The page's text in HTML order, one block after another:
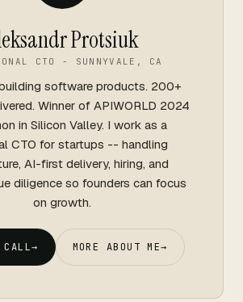
Protsiuk
CTO - SUNNYVALE, CA
software products. 200+
Winner of APIWORLD 2024
in Silicon Valley. I work as a
CTO for startups -- handling
AI-first delivery, hiring, and
diligence so founders can focus
on growth.
CALL→ MORE ABOUT ME→